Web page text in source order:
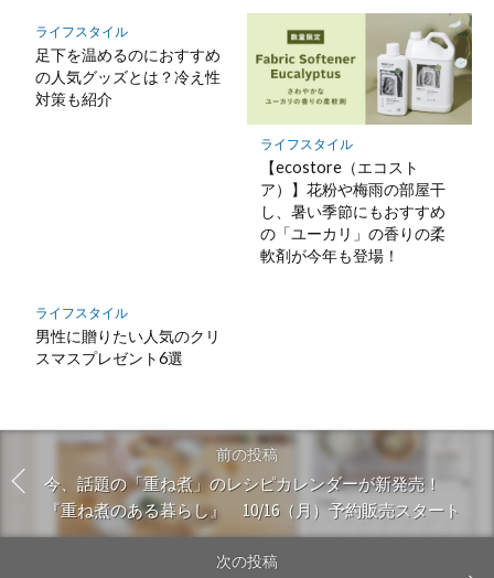
ライフスタイル
足下を温めるのにおすすめ
の人気グッズとは？冷え性
対策も紹介
ライフスタイル
【ecostore（エコスト
ア）】花粉や梅雨の部屋干
し、暑い季節にもおすすめ
の「ユーカリ」の香りの柔
軟剤が今年も登場！
ライフスタイル
男性に贈りたい人気のクリ
スマスプレゼント6選
前の投稿
今、話題の「重ね煮」のレシピカレンダーが新発売！
『重ね煮のある暮らし』 10/16（月）予約販売スタート
次の投稿